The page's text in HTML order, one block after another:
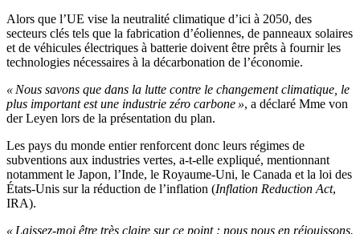
Alors que l’UE vise la neutralité climatique d’ici à 2050, des
secteurs clés tels que la fabrication d’éoliennes, de panneaux solaires
et de véhicules électriques à batterie doivent être prêts à fournir les
technologies nécessaires à la décarbonation de l’économie.
« Nous savons que dans la lutte contre le changement climatique, le
plus important est une industrie zéro carbone », a déclaré Mme von
der Leyen lors de la présentation du plan.
Les pays du monde entier renforcent donc leurs régimes de
subventions aux industries vertes, a-t-elle expliqué, mentionnant
notamment le Japon, l’Inde, le Royaume-Uni, le Canada et la loi des
États-Unis sur la réduction de l’inflation (Inflation Reduction Act,
IRA).
« Laissez-moi être très claire sur ce point : nous nous en réjouissons.